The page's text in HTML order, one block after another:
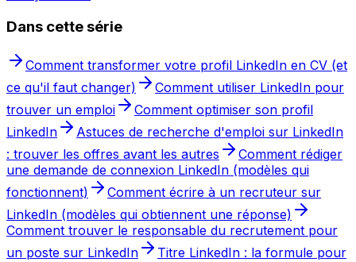
Dans cette série
Comment transformer votre profil LinkedIn en CV (et
ce qu'il faut changer)
Comment utiliser LinkedIn pour
trouver un emploi
Comment optimiser son profil
LinkedIn
Astuces de recherche d'emploi sur LinkedIn
: trouver les offres avant les autres
Comment rédiger
une demande de connexion LinkedIn (modèles qui
fonctionnent)
Comment écrire à un recruteur sur
LinkedIn (modèles qui obtiennent une réponse)
Comment trouver le responsable du recrutement pour
un poste sur LinkedIn
Titre LinkedIn : la formule pour